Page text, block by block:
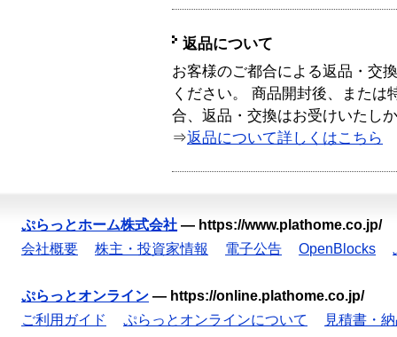
返品について
お客様のご都合による返品・交
ください。 商品開封後、または
合、返品・交換はお受けいたし
⇒返品について詳しくはこちら
ぷらっとホーム株式会社 — https://www.plathome.co.jp/
会社概要
株主・投資家情報 電子公告 OpenBlocks
ぷらっとオンライン — https://online.plathome.co.jp/
ご利用ガイド
ぷらっとオンラインについて 見積書・